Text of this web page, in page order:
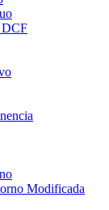
DCF
Modificada